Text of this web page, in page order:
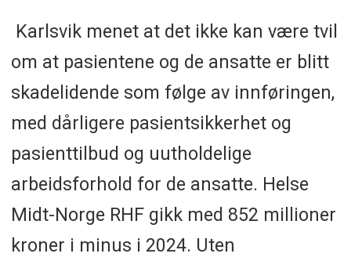
Karlsvik menet at det ikke kan være tvil
om at pasientene og de ansatte er blitt
skadelidende som følge av innføringen,
med dårligere pasientsikkerhet og
pasienttilbud og uutholdelige
arbeidsforhold for de ansatte. Helse
Midt-Norge RHF gikk med 852 millioner
kroner i minus i 2024. Uten